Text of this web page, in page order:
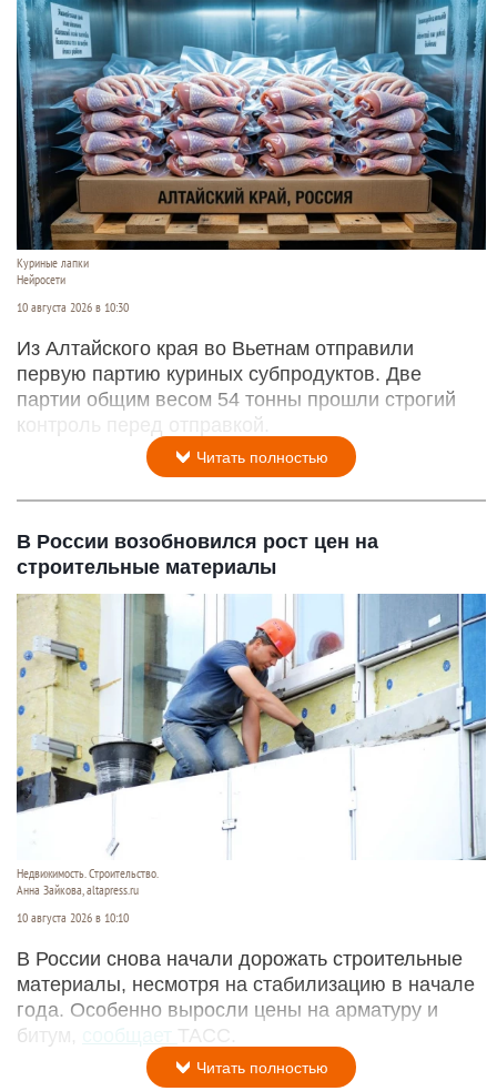
Куриные лапки
Нейросети
10 августа 2026 в 10:30
Из Алтайского края во Вьетнам отправили
первую партию куриных субпродуктов. Две
партии общим весом 54 тонны прошли строгий
контроль перед отправкой.
Читать полностью
В России возобновился рост цен на
строительные материалы
Недвижимость. Строительство.
Анна Зайкова, altapress.ru
10 августа 2026 в 10:10
В России снова начали дорожать строительные
материалы, несмотря на стабилизацию в начале
года. Особенно выросли цены на арматуру и
битум,
сообщает ТАСС.
Читать полностью